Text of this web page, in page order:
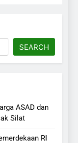
SEARCH
ASAD dan
Silat
RI